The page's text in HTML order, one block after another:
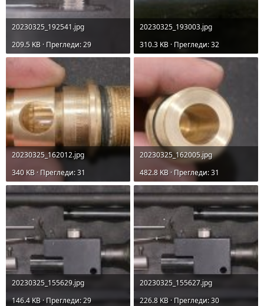
20230325_192541.jpg
209.5 KB · Прегледи: 29
20230325_193003.jpg
310.3 KB · Прегледи: 32
20230325_162012.jpg
340 KB · Прегледи: 31
20230325_162005.jpg
482.8 KB · Прегледи: 31
20230325_155629.jpg
146.4 KB · Прегледи: 29
20230325_155627.jpg
226.8 KB · Прегледи: 30